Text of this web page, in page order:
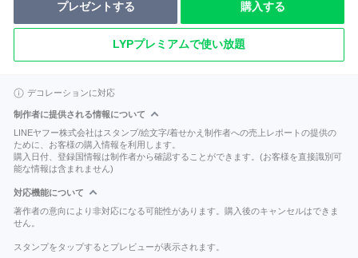
プレゼントする 購入する
LYPプレミアムで使い放題
デコレーションに対応
制作者に提供される情報について
LINEヤフー株式会社はスタンプ/絵文字/着せかえ制作者への売上レポートの提供の
ために、お客様の購入情報を利用します。
購入日付、登録国情報は制作者から確認することができます。(お客様を直接識別可
能な情報は含まれません)
対応機能について
著作者の意向により非対応になる可能性があります。購入後のキャンセルはできま
せん。
スタンプをタップするとプレビューが表示されます。